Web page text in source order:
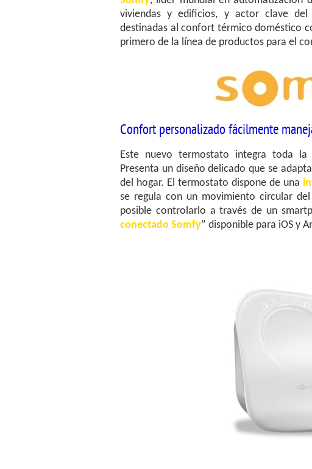
viviendas y edificios, y actor clave
destinadas al confort térmico doméstico
primero de la línea de productos para el
Confort personalizado fácilmente
Este nuevo termostato integra toda
Presenta un diseño delicado que se
del hogar. El termostato dispone de una
se regula con un movimiento circular
posible controlarlo a través de un
conectado Somfy” disponible para iOS y